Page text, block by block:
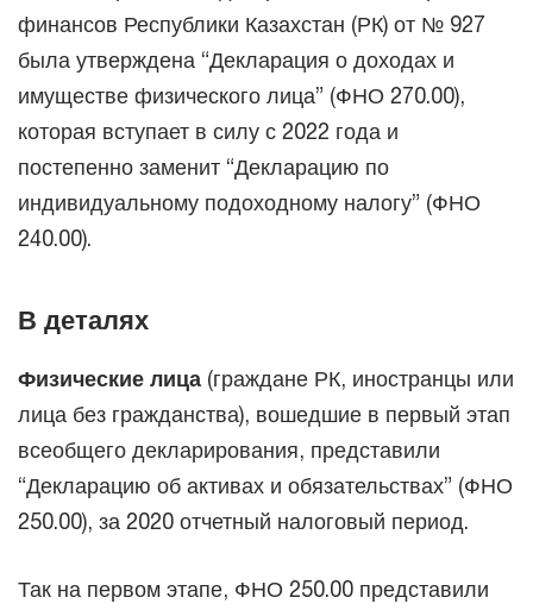
финансов Республики Казахстан (РК) от № 927
была утверждена “Декларация о доходах и
имуществе физического лица” (ФНО 270.00),
которая вступает в силу с 2022 года и
постепенно заменит “Декларацию по
индивидуальному подоходному налогу” (ФНО
240.00).
В деталях
Физические лица (граждане РК, иностранцы или
лица без гражданства), вошедшие в первый этап
всеобщего декларирования, представили
“Декларацию об активах и обязательствах” (ФНО
250.00), за 2020 отчетный налоговый период.
Так на первом этапе, ФНО 250.00 представили